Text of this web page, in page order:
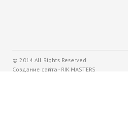
© 2014 All Rights Reserved
Создание сайтa - RIK MASTERS